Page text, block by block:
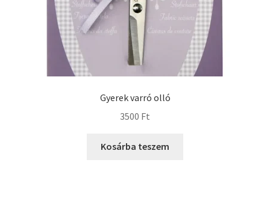
Gyerek varró olló
3500 Ft
Kosárba teszem